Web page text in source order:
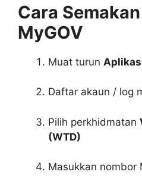
Cara
MyGOV
Muat turun
Daftar akaun / log
Pilih perkhidmatan
(WTD)
Masukkan nombor